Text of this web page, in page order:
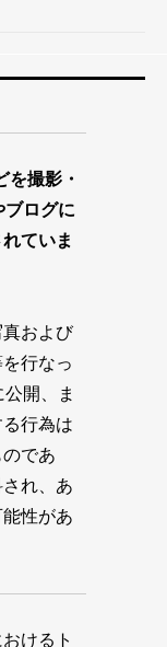
撮影・
ブログに
ていま
および
行なっ
開、ま
行為は
であ
れ、あ
性があ
けるト